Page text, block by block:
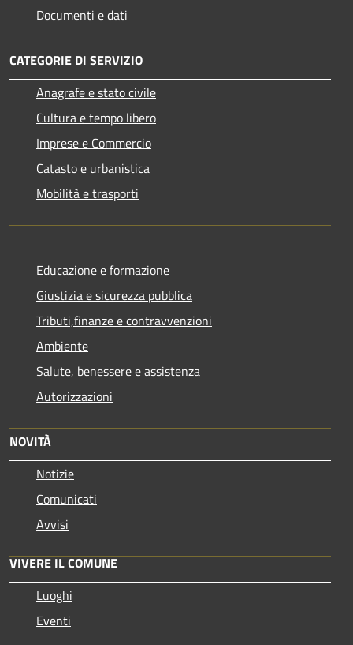
Documenti e dati
CATEGORIE DI SERVIZIO
Anagrafe e stato civile
Cultura e tempo libero
Imprese e Commercio
Catasto e urbanistica
Mobilità e trasporti
Educazione e formazione
Giustizia e sicurezza pubblica
Tributi,finanze e contravvenzioni
Ambiente
Salute, benessere e assistenza
Autorizzazioni
NOVITÀ
Notizie
Comunicati
Avvisi
VIVERE IL COMUNE
Luoghi
Eventi